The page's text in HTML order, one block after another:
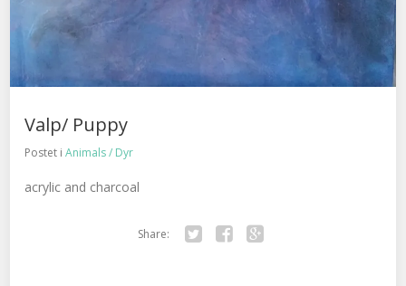
Valp/ Puppy
Postet iAnimals / Dyr
acrylic and charcoal
Share: